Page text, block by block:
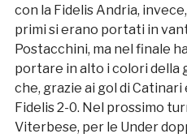
con la Fidelis Andria,
primi si erano portati in
Postacchini, ma nel finale
portare in alto i colori della
che, grazie ai gol di
Fidelis 2-0. Nel prossimo
Viterbese, per le Under